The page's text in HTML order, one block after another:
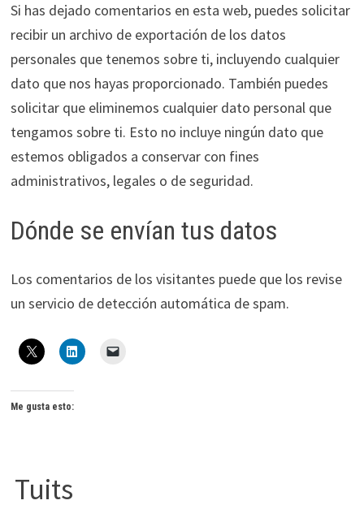
Si has dejado comentarios en esta web, puedes solicitar
recibir un archivo de exportación de los datos
personales que tenemos sobre ti, incluyendo cualquier
dato que nos hayas proporcionado. También puedes
solicitar que eliminemos cualquier dato personal que
tengamos sobre ti. Esto no incluye ningún dato que
estemos obligados a conservar con fines
administrativos, legales o de seguridad.
Dónde se envían tus datos
Los comentarios de los visitantes puede que los revise
un servicio de detección automática de spam.
Me gusta esto:
Tuits